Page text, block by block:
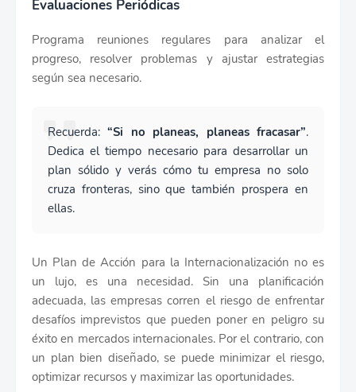
Evaluaciones Periódicas
Programa reuniones regulares para analizar el
progreso, resolver problemas y ajustar estrategias
según sea necesario.
Recuerda:“Si no planeas, planeas fracasar”.
Dedica el tiempo necesario para desarrollar un
plan sólido y verás cómo tu empresa no solo
cruza fronteras, sino que también prospera en
ellas.
Un Plan de Acción para la Internacionalización no es
un lujo, es una necesidad. Sin una planificación
adecuada, las empresas corren el riesgo de enfrentar
desafíos imprevistos que pueden poner en peligro su
éxito en mercados internacionales. Por el contrario, con
un plan bien diseñado, se puede minimizar el riesgo,
optimizar recursos y maximizar las oportunidades.